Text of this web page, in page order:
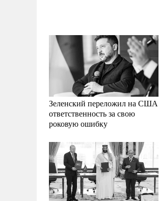
Зеленский переложил на США
ответственность за свою
роковую ошибку